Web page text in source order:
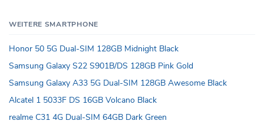
WEITERE SMARTPHONE
Honor 50 5G Dual-SIM 128GB Midnight Black
Samsung Galaxy S22 S901B/DS 128GB Pink Gold
Samsung Galaxy A33 5G Dual-SIM 128GB Awesome Black
Alcatel 1 5033F DS 16GB Volcano Black
realme C31 4G Dual-SIM 64GB Dark Green